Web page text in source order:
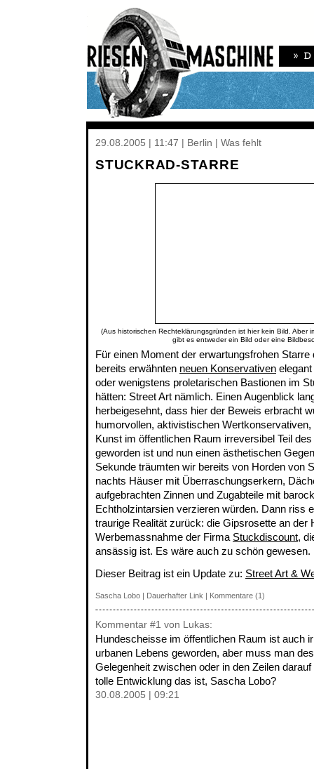
29.08.2005 | 11:47 | Berlin | Was fehlt
STUCKRAD-STARRE
(Aus historischen Rechteklärungsgründen ist hier kein Bild. Aber
gibt es entweder ein Bild oder eine
Für einen Moment der erwartungsfrohen
bereits erwähnten neuen Konservativen
oder wenigstens proletarischen Bastionen im
hätten: Street Art nämlich. Einen Augenblick
herbeigesehnt, dass hier der Beweis erbracht
humorvollen, aktivistischen
Kunst im öffentlichen Raum irreversibel Teil
geworden ist und nun einen ästhetischen
Sekunde träumten wir bereits von Horden von
nachts Häuser mit Überraschungserkern,
aufgebrachten Zinnen und Zugabteile mit
Echtholzintarsien verzieren würden. Dann riss
traurige Realität zurück: die Gipsrosette an der
Werbemassnahme der Firma Stuckdiscount,
ansässig ist. Es wäre auch zu schön gewesen.
Dieser Beitrag ist ein Update zu: Street Art &
Sascha Lobo | Dauerhafter Link | Kommentare (1)
Kommentar #1 von Lukas:
Hundescheisse im öffentlichen Raum ist auch
urbanen Lebens geworden, aber muss man
Gelegenheit zwischen oder in den Zeilen
tolle Entwicklung das ist, Sascha Lobo?
30.08.2005 | 09:21